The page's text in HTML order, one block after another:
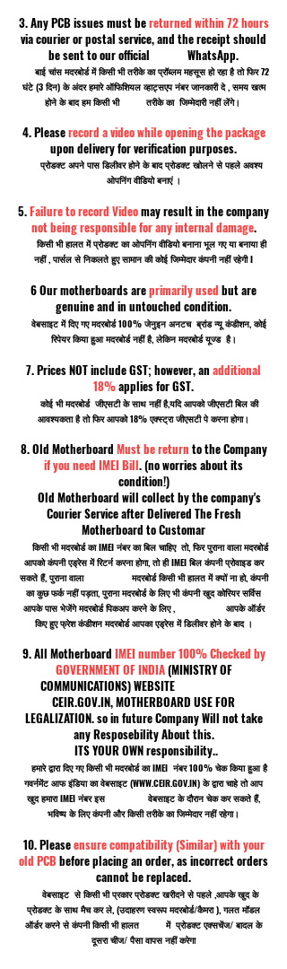
3. Any PCB issues must bereturned within 72 hours
via courier or postal service, and the receipt should
be sent to our official WhatsApp.
बाई चांस मदरबोर्ड में किसी भी तरीके का प्रॉब्लम महसूस हो रहा है तो फिर 72
घंटे (3 दिन) के अंदर हमारे ऑफिशियल व्हाट्सएप नंबर जानकारी दे , समय खत्म
होने के बाद हम किसी भी तरीके का जिम्मेदारी नहीं लेंगे।
4. Pleaserecord a video while opening the package
upon delivery for verification purposes.
प्रोडक्ट अपने पास डिलीवर होने के बाद प्रोडक्ट खोलने से पहले अवश्य
ओपनिंग वीडियो बनाएं ।
5.Failure to record Videomay result in the company
not being responsible for any internal damage.
किसी भी हालत में प्रोडक्ट का ओपनिंग वीडियो बनाना भूल गए या बनाया ही
नहीं , पार्सल से निकलते हुए सामान की कोई जिम्मेदार कंपनी नहीं रहेगी I
6 Our motherboards areprimarily used but are
genuine and in untouched condition.
वेबसाइट में दिए गए मदरबोर्ड 100% जेनुइन अनटच ब्रांड न्यू कंडीशन, कोई
रिपेयर किया हुआ मदरबोर्ड नहीं है, लेकिन मदरबोर्ड यूज्ड है।
7. Prices NOT include GST; however, an additional
18%applies for GST.
कोई भी मदरबोर्ड जीएसटी के साथ नहीं है,यदि आपको जीएसटी बिल की
आवश्यकता है तो फिर आपको 18% एक्स्ट्रा जीएसटी पे करना होगा।
8. Old Motherboard Must be return to the Company
if you need IMEI Bill. (no worries about its
condition!)
Old Motherboard will collect by the company's
Courier Service after Delivered The Fresh
Motherboard to Customar
किसी भी मदरबोर्ड का IMEI नंबर का बिल चाहिए तो, फिर पुराना वाला मदरबोर्ड
आपको कंपनी एड्रेस में रिटर्न करना होगा, तो ही IMEI बिल कंपनी प्रोवाइड कर
सकते हैं, पुराना वाला मदरबोर्ड किसी भी हालत में क्यों ना हो, कंपनी
का कुछ फर्क नहीं पड़ता, पुराना मदरबोर्ड के लिए भी कंपनी खुद कोरियर सर्विस
आपके पास भेजेंगे मदरबोर्ड पिकअप करने के लिए , आपके ऑर्डर
किए हुए फ्रेश कंडीशन मदरबोर्ड आपका एड्रेस में डिलीवर होने के बाद ।
9. All Motherboard IMEI number 100% Checked by
GOVERNMENT OF INDIA(MINISTRY OF
COMMUNICATIONS) WEBSITE
CEIR.GOV.IN, MOTHERBOARD USE FOR
LEGALIZATION. so in future Company Will not take
any Resposebility About this.
ITS YOUR OWN responsibility..
हमारे द्वारा दिए गए किसी भी मदरबोर्ड का IMEI नंबर 100% चेक किया हुआ है
गवर्नमेंट आफ इंडिया का वेबसाइट (WWW.CEIR.GOV.IN) के द्वारा चाहे तो आप
खुद हमारा IMEI नंबर इस वेबसाइट के दौरान चेक कर सकते हैं,
भविष्य के लिए कंपनी और किसी तरीके का जिम्मेदार नहीं रहेगा।
10. Pleaseensure compatibility (Similar) with your
old PCBbefore placing an order, as incorrect orders
cannot be replaced.
वेबसाइट से किसी भी प्रकार प्रोडक्ट खरीदने से पहले ,आपके खुद के
प्रोडक्ट के साथ मैच कर ले, (उदाहरण स्वरूप मदरबोर्ड/कैमरा ), गलत मॉडल
ऑर्डर करने से कंपनी किसी भी हालत में प्रोडक्ट एक्सचेंज/ बादल के
दूसरा चीज/ पैसा वापस नहीं करेगा